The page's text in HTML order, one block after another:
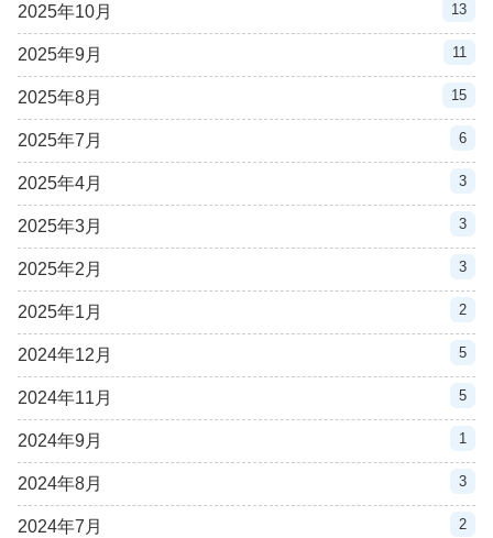
2025年10月 13
2025年9月 11
2025年8月 15
2025年7月 6
2025年4月 3
2025年3月 3
2025年2月 3
2025年1月 2
2024年12月 5
2024年11月 5
2024年9月 1
2024年8月 3
2024年7月 2